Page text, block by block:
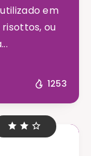
em
ou
1253